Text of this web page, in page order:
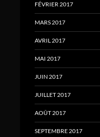
FÉVRIER 2017
MARS 2017
AVRIL 2017
MAI 2017
JUIN 2017
JUILLET 2017
AOÛT 2017
SEPTEMBRE 2017